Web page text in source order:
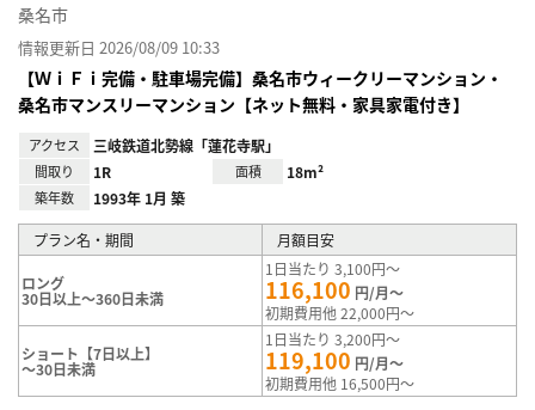
桑名市
情報更新日 2026/08/09 10:33
【ＷｉＦｉ完備・駐車場完備】桑名市ウィークリーマンション・
桑名市マンスリーマンション【ネット無料・家具家電付き】
アクセス 三岐鉄道北勢線「蓮花寺駅」
間取り 1R 面積 18m²
築年数 1993年 1月 築
プラン名・期間 月額目安
ロング
30日以上～360日未満
1日当たり 3,100円～
116,100 円/月～
初期費用他 22,000円～
ショート【7日以上】
～30日未満
1日当たり 3,200円～
119,100 円/月～
初期費用他 16,500円～